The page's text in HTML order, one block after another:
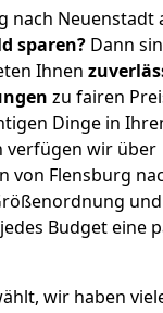
nach Neuenstadt
sparen? Dann
Ihnen
zu fairen
Dinge in
verfügen wir über
von Flensburg
Budget eine
wir haben